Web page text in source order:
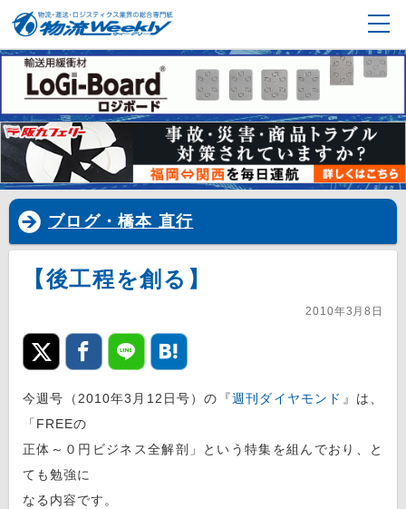
ブログ・橋本 直行
【後工程を創る】
2010年3月8日
今週号（2010年3月12日号）の『週刊ダイヤモンド 』は、
「FREEの
正体～０円ビジネス全解剖」という特集を組んでおり、と
ても勉強に
なる内容です。